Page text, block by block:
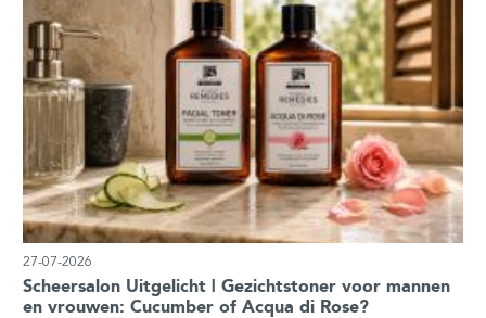
27-07-2026
Scheersalon Uitgelicht | Gezichtstoner voor mannen
en vrouwen: Cucumber of Acqua di Rose?